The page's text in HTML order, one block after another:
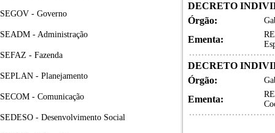
SEGOV - Governo
SEADM - Administração
SEFAZ - Fazenda
SEPLAN - Planejamento
SECOM - Comunicação
SEDESO - Desenvolvimento Social
DECRETO
Órgão:
Ementa:
DECRETO
Órgão:
Ementa: